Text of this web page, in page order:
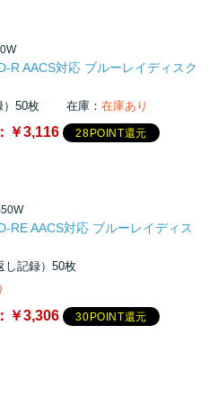
R AACS対応 ブルーレイディスク
）50枚 在庫： 在庫あり
￥3,116 28POINT還元
RE AACS対応 ブルーレイディス
し記録）50枚
￥3,306 30POINT還元